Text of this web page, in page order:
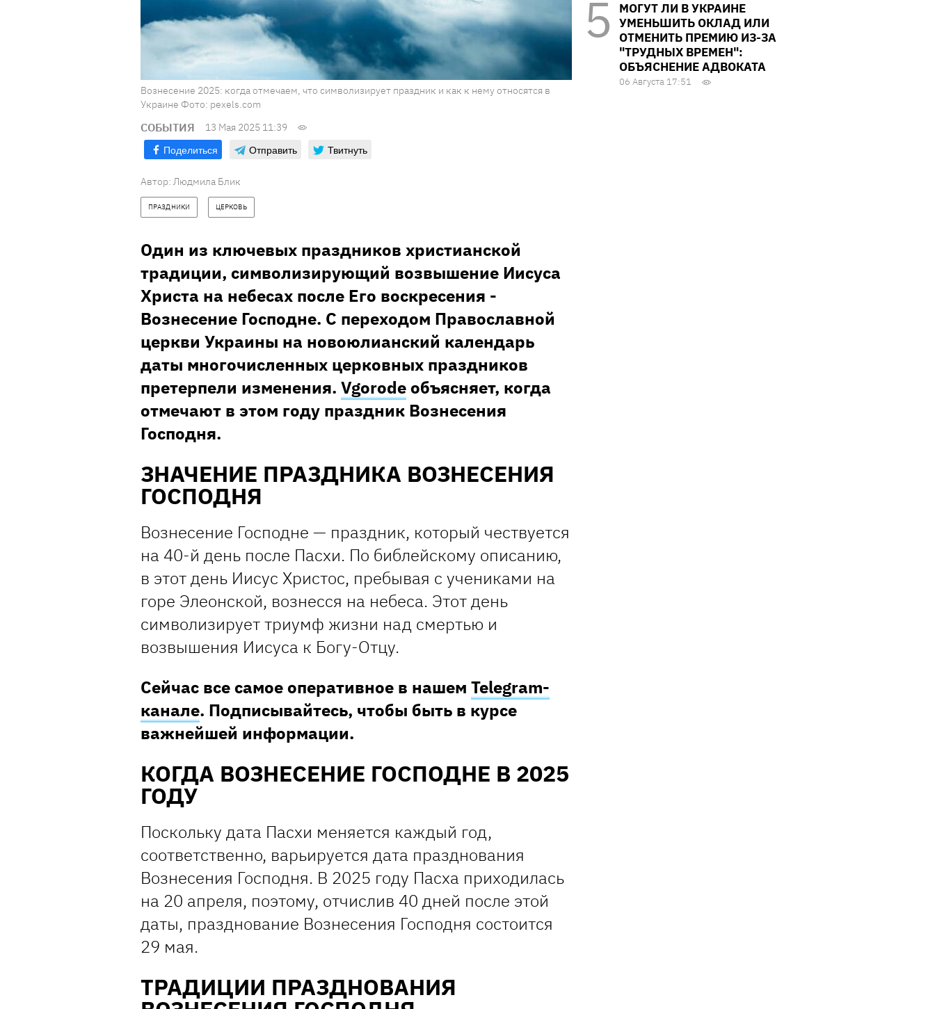
Вознесение 2025: когда отмечаем, что символизирует праздник и как к нему относятся в
Украине Фото: pexels.com
СОБЫТИЯ 13 Мая 2025 11:39
Поделиться Отправить Твитнуть
Автор: Людмила Блик
ПРАЗДНИКИ ЦЕРКОВЬ
Один из ключевых праздников христианской
традиции, символизирующий возвышение Иисуса
Христа на небесах после Его воскресения -
Вознесение Господне. С переходом Православной
церкви Украины на новоюлианский календарь
даты многочисленных церковных праздников
претерпели изменения. Vgorodeобъясняет, когда
отмечают в этом году праздник Вознесения
Господня.
ЗНАЧЕНИЕ ПРАЗДНИКА ВОЗНЕСЕНИЯ
ГОСПОДНЯ
Вознесение Господне — праздник, который чествуется
на 40-й день после Пасхи. По библейскому описанию,
в этот день Иисус Христос, пребывая с учениками на
горе Элеонской, вознесся на небеса. Этот день
символизирует триумф жизни над смертью и
возвышения Иисуса к Богу-Отцу.
Сейчас все самое оперативное в нашем Telegram-
канале. Подписывайтесь, чтобы быть в курсе
важнейшей информации.
КОГДА ВОЗНЕСЕНИЕ ГОСПОДНЕ В 2025
ГОДУ
Поскольку дата Пасхи меняется каждый год,
соответственно, варьируется дата празднования
Вознесения Господня. В 2025 году Пасха приходилась
на 20 апреля, поэтому, отчислив 40 дней после этой
даты, празднование Вознесения Господня состоится
29 мая.
ТРАДИЦИИ ПРАЗДНОВАНИЯ
МОГУТ ЛИ В УКРАИНЕ
УМЕНЬШИТЬ ОКЛАД ИЛИ
ОТМЕНИТЬ ПРЕМИЮ ИЗ-ЗА
"ТРУДНЫХ ВРЕМЕН":
ОБЪЯСНЕНИЕ АДВОКАТА
06 Августа 17:51